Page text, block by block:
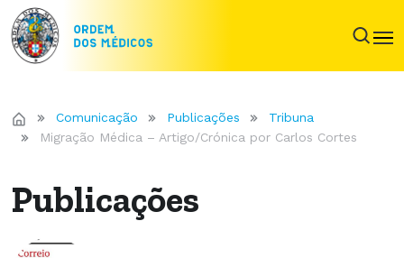
Comunicação Publicações
Tribuna
Migração Médica – Artigo/Crónica por Carlos Cortes
Publicações